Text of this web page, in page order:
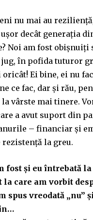
nu mai au
decât generația
Noi am fost obișnuiți
jug, în pofida tuturor
Ei bine, ei nu
ce fac, dar și rău,
vârste mai tinere.
a avut suport din
– financiar și
rezistență la greu.
fost și eu întrebată
care am vorbit
spus vreodată „nu”